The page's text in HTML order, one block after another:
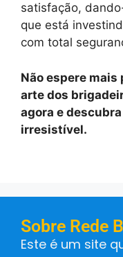
satisfação,
que está
com total
Não espere mais
arte dos
agora e
irresistível.
Sobre Rede
Este é um site